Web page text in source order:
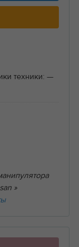
техники: —
»